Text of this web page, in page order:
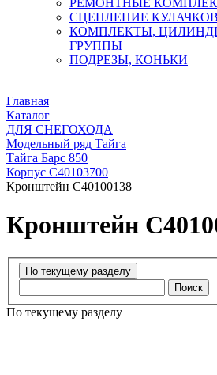
РЕМОНТНЫЕ
СЦЕПЛЕНИЕ
КОМПЛЕКТЫ,
ГРУППЫ
ПОДРЕЗЫ, КОНЬКИ
Главная
Каталог
ДЛЯ СНЕГОХОДА
Модельный ряд Тайга
Тайга Барс 850
Корпус С40103700
Кронштейн C40100138
Кронштейн
Поиск
По текущему разделу